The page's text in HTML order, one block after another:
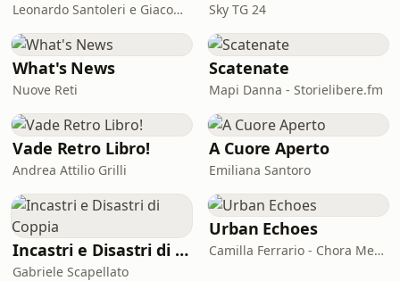
Leonardo Santoleri e Giacomo Toniaccini Sky TG 24
What's News
Nuove Reti
Scatenate
Mapi Danna - Storielibere.fm
Vade Retro Libro!
Andrea Attilio Grilli
A Cuore Aperto
Emiliana Santoro
Incastri e Disastri di Coppia
Gabriele Scapellato
Urban Echoes
Camilla Ferrario - Chora Media